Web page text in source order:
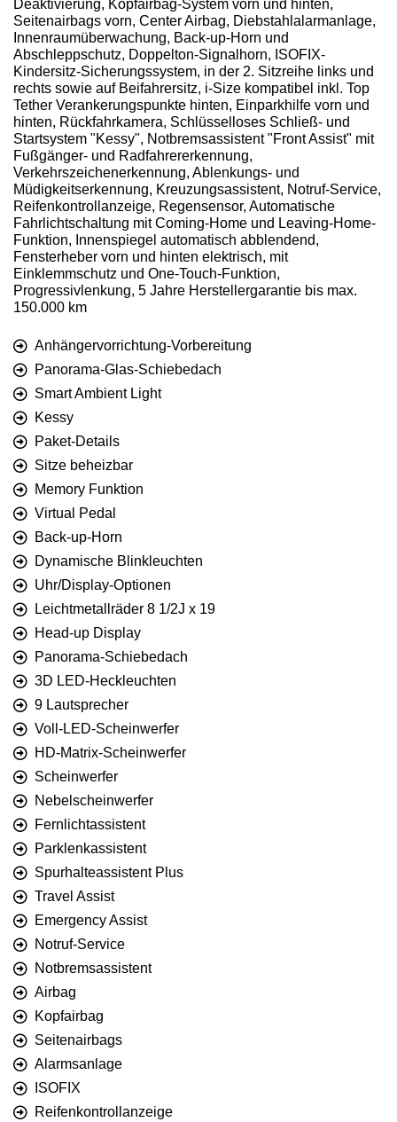
Deaktivierung, Kopfairbag-System vorn und hinten,
Seitenairbags vorn, Center Airbag, Diebstahlalarmanlage,
Innenraumüberwachung, Back-up-Horn und
Abschleppschutz, Doppelton-Signalhorn, ISOFIX-
Kindersitz-Sicherungssystem, in der 2. Sitzreihe links und
rechts sowie auf Beifahrersitz, i-Size kompatibel inkl. Top
Tether Verankerungspunkte hinten, Einparkhilfe vorn und
hinten, Rückfahrkamera, Schlüsselloses Schließ- und
Startsystem "Kessy", Notbremsassistent "Front Assist" mit
Fußgänger- und Radfahrererkennung,
Verkehrszeichenerkennung, Ablenkungs- und
Müdigkeitserkennung, Kreuzungsassistent, Notruf-Service,
Reifenkontrollanzeige, Regensensor, Automatische
Fahrlichtschaltung mit Coming-Home und Leaving-Home-
Funktion, Innenspiegel automatisch abblendend,
Fensterheber vorn und hinten elektrisch, mit
Einklemmschutz und One-Touch-Funktion,
Progressivlenkung, 5 Jahre Herstellergarantie bis max.
150.000 km
Anhängervorrichtung-Vorbereitung
Panorama-Glas-Schiebedach
Smart Ambient Light
Kessy
Paket-Details
Sitze beheizbar
Memory Funktion
Virtual Pedal
Back-up-Horn
Dynamische Blinkleuchten
Uhr/Display-Optionen
Leichtmetallräder 8 1/2J x 19
Head-up Display
Panorama-Schiebedach
3D LED-Heckleuchten
9 Lautsprecher
Voll-LED-Scheinwerfer
HD-Matrix-Scheinwerfer
Scheinwerfer
Nebelscheinwerfer
Fernlichtassistent
Parklenkassistent
Spurhalteassistent Plus
Travel Assist
Emergency Assist
Notruf-Service
Notbremsassistent
Airbag
Kopfairbag
Seitenairbags
Alarmsanlage
ISOFIX
Reifenkontrollanzeige